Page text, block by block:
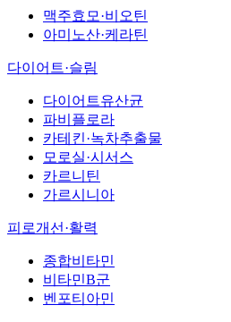
맥주효모·비오틴
아미노산·케라틴
다이어트·슬림
다이어트유산균
파비플로라
카테킨·녹차추출물
모로실·시서스
카르니틴
가르시니아
피로개선·활력
종합비타민
비타민B군
벤포티아민